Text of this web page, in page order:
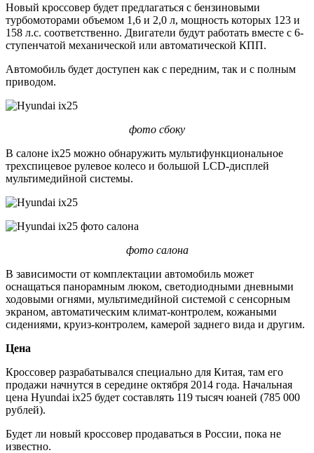
Новый кроссовер будет предлагаться с бензиновыми
турбомоторами объемом 1,6 и 2,0 л, мощность которых 123 и
158 л.с. соответственно. Двигатели будут работать вместе с 6-
ступенчатой механической или автоматической КПП.
Автомобиль будет доступен как с передним, так и с полным
приводом.
фото сбоку
В салоне ix25 можно обнаружить мультифункциональное
трехспицевое рулевое колесо и большой LCD-дисплей
мультимедийной системы.
фото салона
В зависимости от комплектации автомобиль может
оснащаться панорамным люком, светодиодными дневными
ходовыми огнями, мультимедийной системой с сенсорным
экраном, автоматическим климат-контролем, кожаными
сидениями, круиз-контролем, камерой заднего вида и другим.
Цена
Кроссовер разрабатывался специально для Китая, там его
продажи начнутся в середине октября 2014 года. Начальная
цена Hyundai ix25 будет составлять 119 тысяч юаней (785 000
рублей).
Будет ли новый кроссовер продаваться в России, пока не
известно.